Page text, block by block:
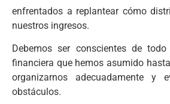
enfrentados a replantear cómo
nuestros ingresos.
Debemos ser conscientes de
financiera que hemos asumido
organizarnos adecuadamente y
obstáculos.